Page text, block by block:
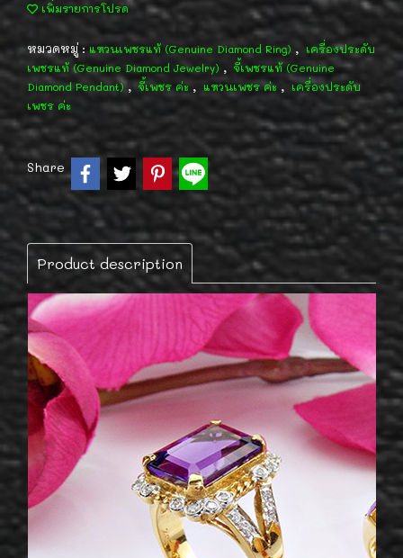
เพิ่มรายการโปรด
หมวดหมู่ : แหวนเพชรแท้ (Genuine Diamond Ring) , เครื่องประดับ
เพชรแท้ (Genuine Diamond Jewelry) , จี้เพชรแท้ (Genuine
Diamond Pendant), จี้เพชร ค่ะ , แหวนเพชร ค่ะ , เครื่องประดับ
เพชร ค่ะ
Share
Product description